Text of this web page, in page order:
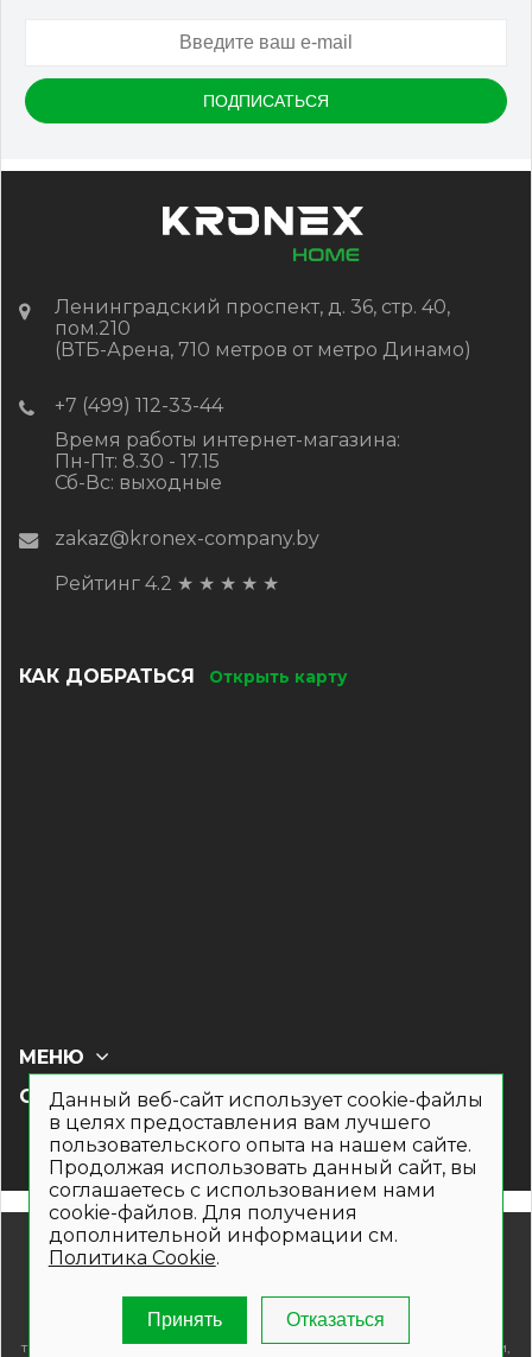
Ленинградский проспект, д. 36, стр. 40,
пом.210
(ВТБ-Арена, 710 метров от метро Динамо)
+7 (499) 112-33-44
Время работы интернет-магазина:
Пн-Пт: 8.30 - 17.15
Сб-Вс: выходные
zakaz@kronex-company.by
Рейтинг 4.2 ★ ★ ★ ★ ★
КАК ДОБРАТЬСЯ Открыть карту
СОЦ СЕТИ
МЕНЮ
© 2019- 2026. Общество с ограниченной ответственностью
подробной информации о наличии и стоимости указанных
товаров и (или) услуг , пожалуйста, обращайтесь по телефонам,
Данный веб-сайт использует cookie-файлы
в целях предоставления вам лучшего
пользовательского опыта на нашем сайте.
Продолжая использовать данный сайт, вы
соглашаетесь с использованием нами
cookie-файлов. Для получения
дополнительной информации см.
Политика Cookie.
Принять Отказаться